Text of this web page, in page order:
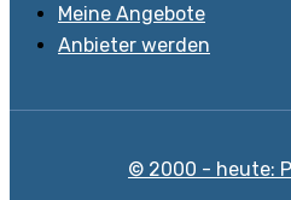
Meine Angebote
Anbieter werden
© 2000 - heute: